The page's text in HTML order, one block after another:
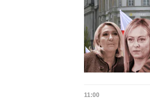
Дата публикации
11:00